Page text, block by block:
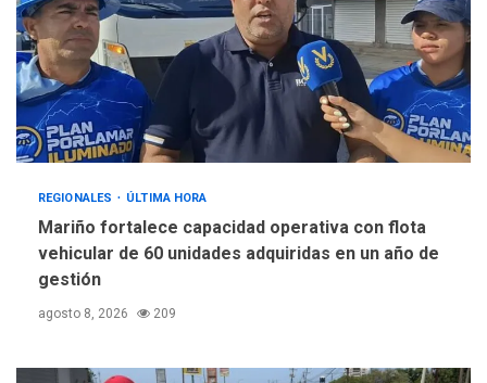
REGIONALES ÚLTIMA HORA
Mariño fortalece capacidad operativa con flota
vehicular de 60 unidades adquiridas en un año de
gestión
agosto 8, 2026 209